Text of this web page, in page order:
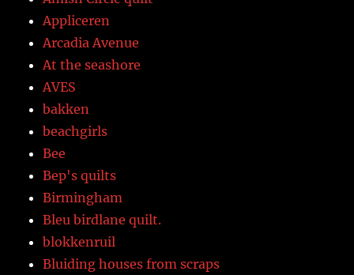
Appliceren
Arcadia Avenue
At the seashore
AVES
bakken
beachgirls
Bee
Bep's quilts
Birmingham
Bleu birdlane quilt.
blokkenruil
Bluiding houses from scraps